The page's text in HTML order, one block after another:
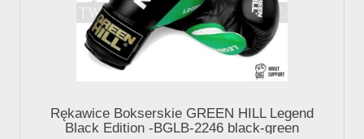
Rękawice Bokserskie GREEN HILL Legend
Black Edition -BGLB-2246 black-green